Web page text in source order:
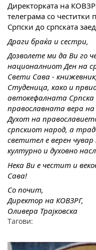
Директорката на
телеграма со честитки
Српски до српската
Драги браќа и сестри,
Дозволете ми да Ви го
националниот Ден на
Свети Сава -
Студеница, како и
автокефалната
православната вера
Духот на
српскиот народ, а
светител е верен
културно и духовно
Нека Ви е честит и
Сава!
Со почит,
Директор на КОВЗРГ,
Оливера Трајковска
Тагови: